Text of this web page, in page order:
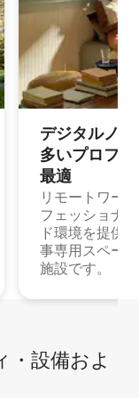
デジタルノ
多⁠いプ⁠ロ⁠フ⁠
最⁠適
リモートワー
フェッショナ
ド環境を提供
事専用スペー
施設です。
・設⁠備⁠およ